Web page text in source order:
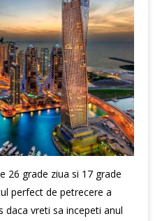
26 grade ziua si 17 grade
perfect de petrecere a
daca vreti sa incepeti anul